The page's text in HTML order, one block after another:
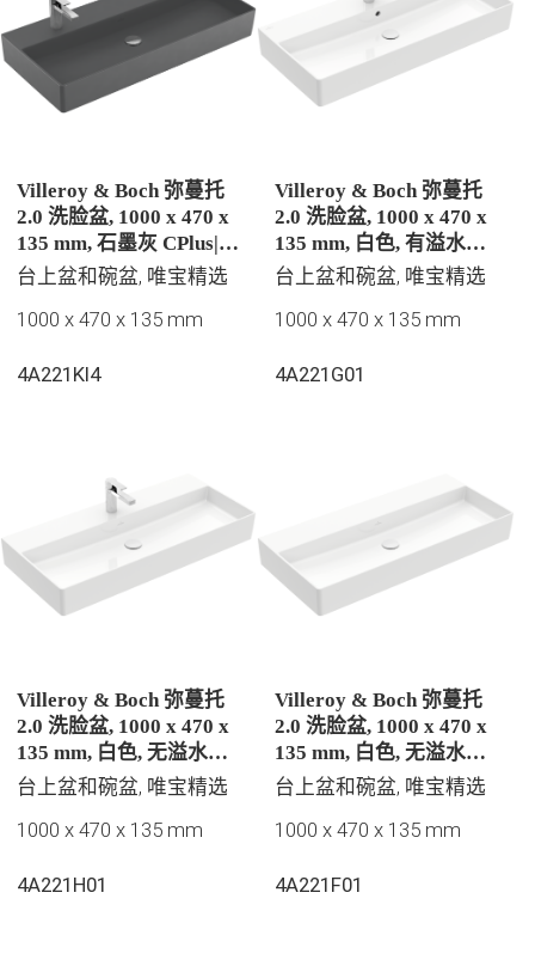
Villeroy & Boch 弥蔓托
2.0 洗脸盆, 1000 x 470 x
135 mm, 石墨灰 CPlus|易
洁釉面, 无溢水孔, 抛光
台上盆和碗盆, 唯宝精选
1000 x 470 x 135 mm
4A221KI4
Villeroy & Boch 弥蔓托
2.0 洗脸盆, 1000 x 470 x
135 mm, 白色, 有溢水孔,
抛光
台上盆和碗盆, 唯宝精选
1000 x 470 x 135 mm
4A221G01
Villeroy & Boch 弥蔓托
2.0 洗脸盆, 1000 x 470 x
135 mm, 白色, 无溢水孔,
抛光
台上盆和碗盆, 唯宝精选
1000 x 470 x 135 mm
4A221H01
Villeroy & Boch 弥蔓托
2.0 洗脸盆, 1000 x 470 x
135 mm, 白色, 无溢水孔,
抛光
台上盆和碗盆, 唯宝精选
1000 x 470 x 135 mm
4A221F01